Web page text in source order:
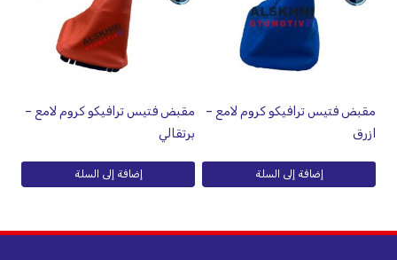
مقبض فتيس ترافيكو كروم لامع –
ازرق
إضافة إلى السلة
مقبض فتيس ترافيكو كروم لامع –
برتقالي
إضافة إلى السلة